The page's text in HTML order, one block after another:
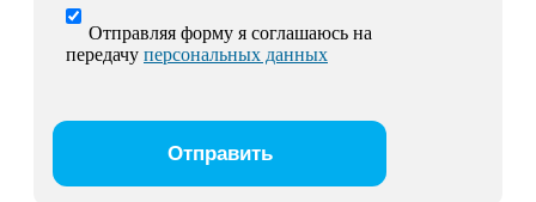
Отправляя форму я соглашаюсь на
передачу персональных данных